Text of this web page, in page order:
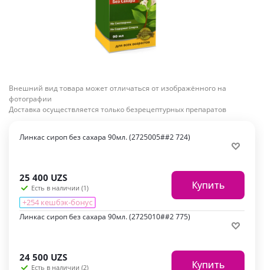
Внешний вид товара может отличаться от изображённого на
фотографии
Доставка осуществляется только безрецептурных препаратов
Линкас сироп без сахара 90мл. (2725005##2 724)
25 400 UZS
Есть в наличии (1)
+254 кешбэк-бонус
Купить
Линкас сироп без сахара 90мл. (2725010##2 775)
24 500 UZS
Есть в наличии (2) Купить